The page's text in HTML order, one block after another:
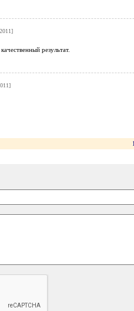
результат.
1